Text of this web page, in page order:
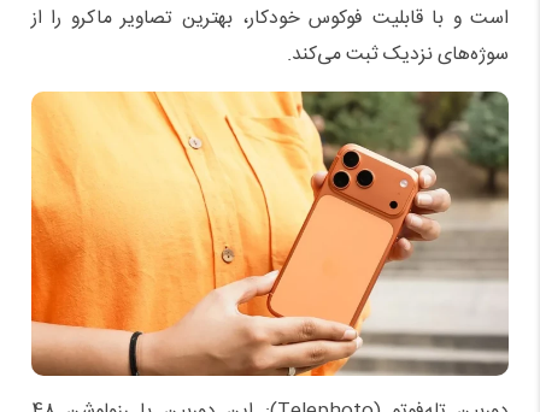
است و با قابلیت فوکوس خودکار، بهترین تصاویر ماکرو را از
سوژه‌های نزدیک ثبت می‌کند.